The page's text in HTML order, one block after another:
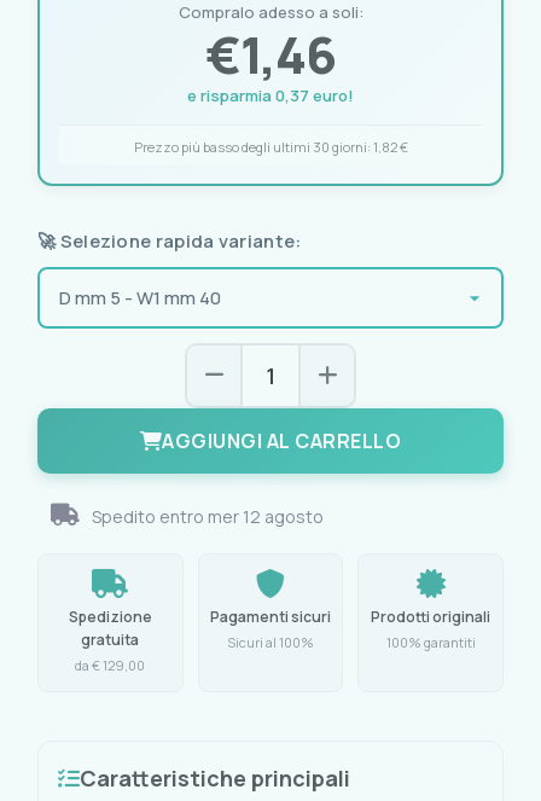
Compralo adesso a soli:
€1,46
e risparmia 0,37 euro!
Prezzo più basso degli ultimi 30 giorni: 1,82 €
🚀 Selezione rapida variante:
AGGIUNGI AL CARRELLO
Spedito entro mer 12 agosto
Spedizione
gratuita
da € 129,00
Pagamenti sicuri
Sicuri al 100%
Prodotti originali
100% garantiti
Caratteristiche principali